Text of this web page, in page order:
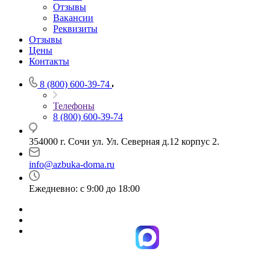
Отзывы
Вакансии
Реквизиты
Отзывы
Цены
Контакты
8 (800) 600-39-74
Телефоны
8 (800) 600-39-74
354000 г. Сочи ул. Ул. Северная д.12 корпус 2.
info@azbuka-doma.ru
Ежедневно: с 9:00 до 18:00